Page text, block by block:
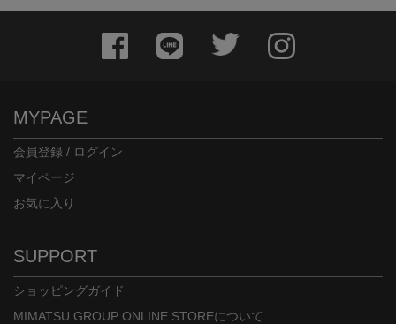
MYPAGE
会員登録 / ログイン
マイページ
お気に入り
SUPPORT
ショッピングガイド
MIMATSU GROUP ONLINE STOREについて